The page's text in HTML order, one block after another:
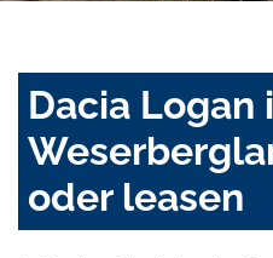
Dacia Logan
oder leasen